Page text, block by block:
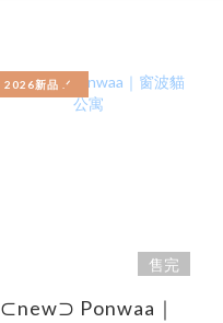
2026新品 .ᐟ‪‪‬
售完
⊂new⊃ Ponwaa｜